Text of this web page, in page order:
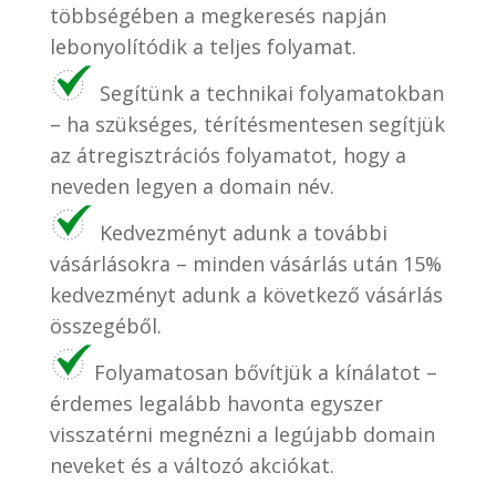
többségében a megkeresés napján
lebonyolítódik a teljes folyamat.
Segítünk a technikai folyamatokban
– ha szükséges, térítésmentesen segítjük
az átregisztrációs folyamatot, hogy a
neveden legyen a domain név.
Kedvezményt adunk a további
vásárlásokra – minden vásárlás után 15%
kedvezményt adunk a következő vásárlás
összegéből.
Folyamatosan bővítjük a kínálatot –
érdemes legalább havonta egyszer
visszatérni megnézni a legújabb domain
neveket és a változó akciókat.